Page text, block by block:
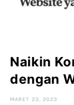
Naikin
dengan
MARET 23, 2023